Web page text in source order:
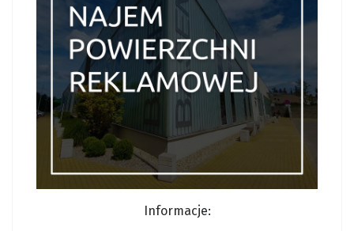
Informacje: